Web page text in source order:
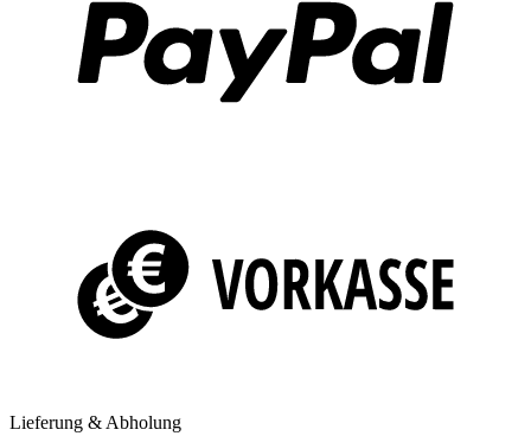
Lieferung & Abholung